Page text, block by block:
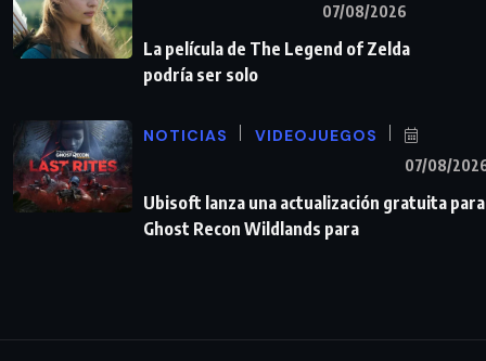
07/08/2026
La película de The Legend of Zelda
podría ser solo
NOTICIAS VIDEOJUEGOS
07/08/
Ubisoft lanza una actualización gratuita para
Ghost Recon Wildlands para